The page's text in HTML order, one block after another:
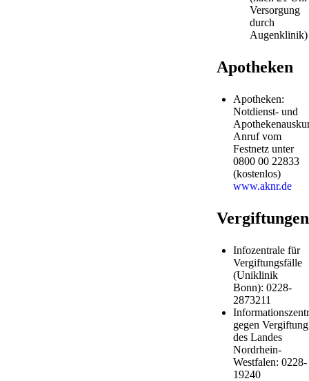
Versorgung
durch
Augenklinik)
Apotheken
Apotheken:
Notdienst- und
Anruf vom
Festnetz unter
0800 00 22833
(kostenlos)
www.aknr.de
Vergiftungen
Infozentrale für
Vergiftungsfälle
(Uniklinik
Bonn): 0228-
2873211
gegen Vergiftung
des Landes
Nordrhein-
Westfalen: 0228-
19240